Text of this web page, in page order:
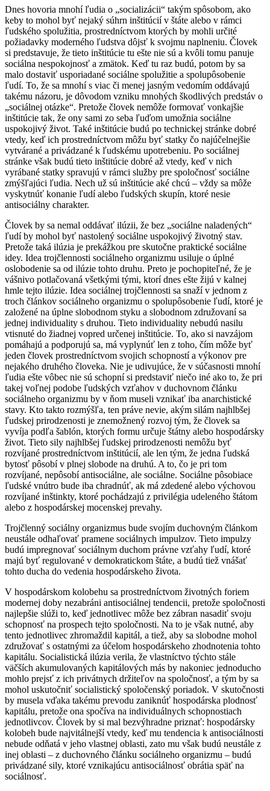
Dnes hovoria mnohí ľudia o „socializácii“ takým spôsobom, ako
keby to mohol byť nejaký súhrn inštitúcií v štáte alebo v rámci
ľudského spolužitia, prostredníctvom ktorých by mohli určité
požiadavky moderného ľudstva dôjsť k svojmu naplneniu. Človek
si predstavuje, že tieto inštitúcie tu ešte nie sú a kvôli tomu panuje
sociálna nespokojnosť a zmätok. Keď tu raz budú, potom by sa
malo dostaviť usporiadané sociálne spolužitie a spolupôsobenie
ľudí. To, že sa mnohí s viac či menej jasným vedomím oddávajú
takému názoru, je dôvodom vzniku mnohých škodlivých predstáv o
„sociálnej otázke“. Pretože človek nemôže formovať vonkajšie
inštitúcie tak, že ony sami zo seba ľuďom umožnia sociálne
uspokojivý život. Také inštitúcie budú po technickej stránke dobré
vtedy, keď ich prostredníctvom môžu byť statky čo najúčelnejšie
vytvárané a privádzané k ľudskému upotrebeniu. Po sociálnej
stránke však budú tieto inštitúcie dobré až vtedy, keď v nich
vyrábané statky spravujú v rámci služby pre spoločnosť sociálne
zmýšľajúci ľudia. Nech už sú inštitúcie aké chcú – vždy sa môže
vyskytnúť konanie ľudí alebo ľudských skupín, ktoré nesie
antisociálny charakter.
Človek by sa nemal oddávať ilúzii, že bez „sociálne naladených“
ľudí by mohol byť nastolený sociálne uspokojivý životný stav.
Pretože taká ilúzia je prekážkou pre skutočne praktické sociálne
idey. Idea trojčlennosti sociálneho organizmu usiluje o úplné
oslobodenie sa od ilúzie tohto druhu. Preto je pochopiteľné, že je
vášnivo potlačovaná všetkými tými, ktorí dnes ešte žijú v kalnej
hmle tejto ilúzie. Idea sociálnej trojčlennosti sa snaží v jednom z
troch článkov sociálneho organizmu o spolupôsobenie ľudí, ktoré je
založené na úplne slobodnom styku a slobodnom združovaní sa
jednej individuality s druhou. Tieto individuality nebudú nasilu
vtisnuté do žiadnej vopred určenej inštitúcie. To, ako si navzájom
pomáhajú a podporujú sa, má vyplynúť len z toho, čím môže byť
jeden človek prostredníctvom svojich schopností a výkonov pre
nejakého druhého človeka. Nie je udivujúce, že v súčasnosti mnohí
ľudia ešte vôbec nie sú schopní si predstaviť niečo iné ako to, že pri
takej voľnej podobe ľudských vzťahov v duchovnom článku
sociálneho organizmu by v ňom museli vznikať iba anarchistické
stavy. Kto takto rozmýšľa, ten práve nevie, akým silám najhlbšej
ľudskej prirodzenosti je znemožnený rozvoj tým, že človek sa
vyvíja podľa šablón, ktorých formu určuje štátny alebo hospodársky
život. Tieto sily najhlbšej ľudskej prirodzenosti nemôžu byť
rozvíjané prostredníctvom inštitúcií, ale len tým, že jedna ľudská
bytosť pôsobí v plnej slobode na druhú. A to, čo je pri tom
rozvíjané, nepôsobí antisociálne, ale sociálne. Sociálne pôsobiace
ľudské vnútro bude iba chradnúť, ak má zdedené alebo výchovou
rozvíjané inštinkty, ktoré pochádzajú z privilégia udeleného štátom
alebo z hospodárskej mocenskej prevahy.
Trojčlenný sociálny organizmus bude svojím duchovným článkom
neustále odhaľovať pramene sociálnych impulzov. Tieto impulzy
budú impregnovať sociálnym duchom právne vzťahy ľudí, ktoré
majú byť regulované v demokratickom štáte, a budú tiež vnášať
tohto ducha do vedenia hospodárskeho života.
V hospodárskom kolobehu sa prostredníctvom životných foriem
modernej doby nezabráni antisociálnej tendencii, pretože spoločnosti
najlepšie slúži to, keď jednotlivec môže bez zábran nasadiť svoju
schopnosť na prospech tejto spoločnosti. Na to je však nutné, aby
tento jednotlivec zhromaždil kapitál, a tiež, aby sa slobodne mohol
združovať s ostatnými za účelom hospodárskeho zhodnotenia tohto
kapitálu. Socialistická ilúzia verila, že vlastníctvo týchto stále
väčších akumulovaných kapitálových más by nakoniec jednoducho
mohlo prejsť z ich privátnych držiteľov na spoločnosť, a tým by sa
mohol uskutočniť socialistický spoločenský poriadok. V skutočnosti
by musela vďaka takému prevodu zaniknúť hospodárska plodnosť
kapitálu, pretože ona spočíva na individuálnych schopnostiach
jednotlivcov. Človek by si mal bezvýhradne priznať: hospodársky
kolobeh bude najvitálnejší vtedy, keď mu tendencia k antisociálnosti
nebude odňatá v jeho vlastnej oblasti, zato mu však budú neustále z
inej oblasti – z duchovného článku sociálneho organizmu – budú
privádzané sily, ktoré vznikajúcu antisociálnosť obrátia späť na
sociálnosť.